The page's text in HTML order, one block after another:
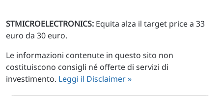
STMICROELECTRONICS: Equita alza il target price a 33
euro da 30 euro.
Le informazioni contenute in questo sito non
costituiscono consigli né offerte di servizi di
investimento. Leggi il Disclaimer »